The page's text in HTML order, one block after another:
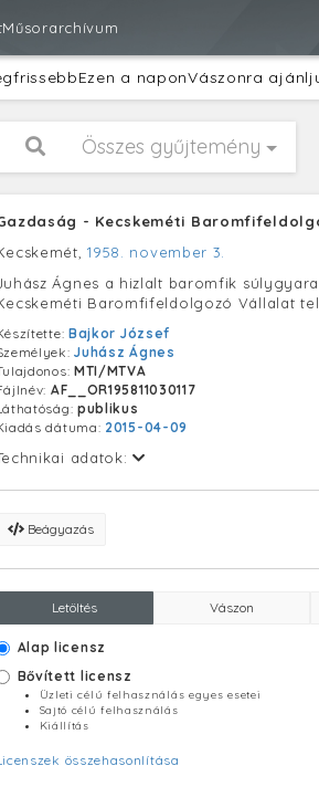
Műsorarchívum
Ezen a naponVászonra
Összes gyűjtemény
- Kecskeméti
1958. november 3.
Ágnes a hizlalt baromfik
Baromfifeldolgozó Vállalat
Bajkor József
Juhász Ágnes
MTI/MTVA
AF__OR195811030117
publikus
dátuma: 2015-04-09
adatok:
Beágyazás
Letöltés Vászon
Alap licensz
Bővített licensz
Üzleti célú felhasználás egyes esetei
Sajtó célú felhasználás
Kiállítás
összehasonlítása